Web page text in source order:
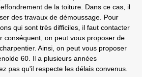
de la toiture. Dans ce cas, il
des travaux de démoussage. Pour
qui sont très difficiles, il faut contacter
conséquent, on peut vous proposer de
Ainsi, on peut vous proposer
60. Il a plusieurs années
pas qu'il respecte les délais convenus.